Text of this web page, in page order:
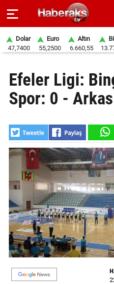
SPOR
YAŞAM
EKONOMİ
BELEDİYELER
SAĞLIK
SİYASET
EĞİTİM
GALERİ
VİDEO
YAZARLAR
Dolar
47,7400
Euro
55,2500
Altın
6.660,55
Efeler Ligi:
Spor: 0 -